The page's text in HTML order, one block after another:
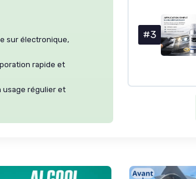
sur électronique,
rapide et
usage régulier et
#3